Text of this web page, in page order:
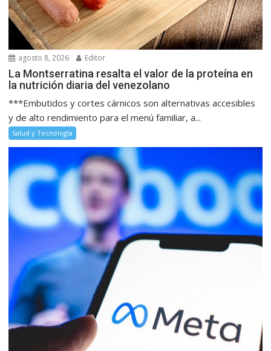
agosto 8, 2026 Editor
La Montserratina resalta el valor de la proteína en
la nutrición diaria del venezolano
***Embutidos y cortes cárnicos son alternativas accesibles
y de alto rendimiento para el menú familiar, a...
Salud y Tecnología